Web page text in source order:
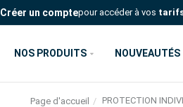
Créer un comptepour accéder à vos
NOS PRODUITS NOUVEAUTÉS
Page d'accueil PROTECTION